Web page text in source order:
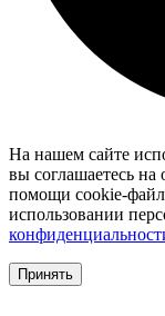
На нашем сайте
вы соглашаетесь
помощи cookie-
использовании
Принять